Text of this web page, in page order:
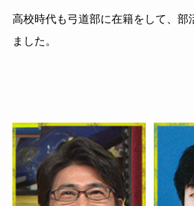
高校時代も弓道部に在籍をして、部
ました。